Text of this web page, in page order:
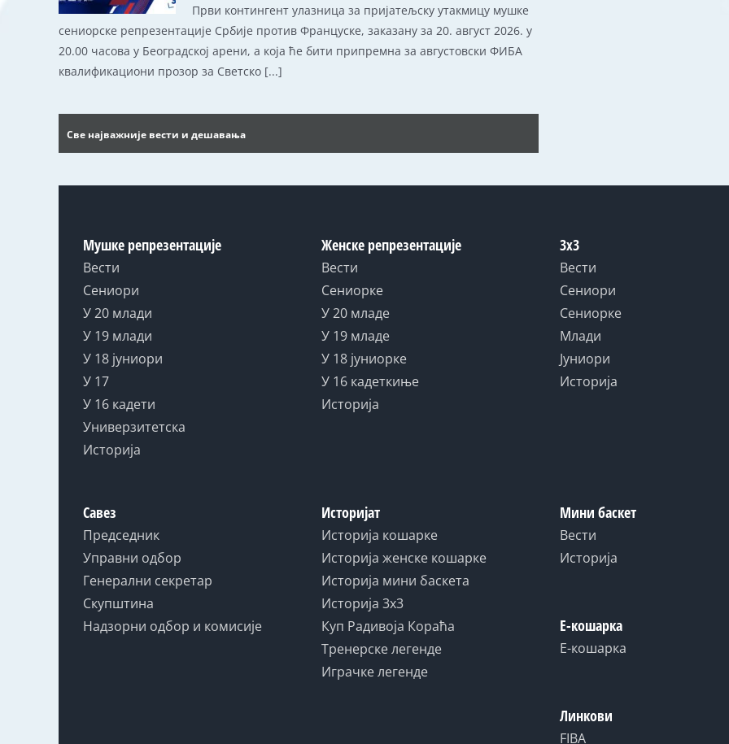
Први контингент улазница за пријатељску утакмицу мушке
сениорске репрезентације Србије против Француске, заказану за 20. август 2026. у
20.00 часова у Београдској арени, а која ће бити припремна за августовски ФИБА
квалификациони прозор за Светско [...]
Све најважније вести и дешавања
Мушке репрезентације
Вести
Сениори
У 20 млади
У 19 млади
У 18 јуниори
У 17
У 16 кадети
Универзитетска
Историја
Савез
Председник
Управни одбор
Генерални секретар
Скупштина
Надзорни одбор и комисије
Женске репрезентације
Вести
Сениорке
У 20 младе
У 19 младе
У 18 јуниорке
У 16 кадеткиње
Историја
Историјат
Историја кошарке
Историја женске кошарке
Историја мини баскета
Историја 3x3
Куп Радивоја Кораћа
Тренерске легенде
Играчке легенде
3x3
Вести
Сениори
Сениорке
Млади
Јуниори
Историја
Мини баскет
Вести
Историја
Е-кошарка
Е-кошарка
Линкови
FIBA